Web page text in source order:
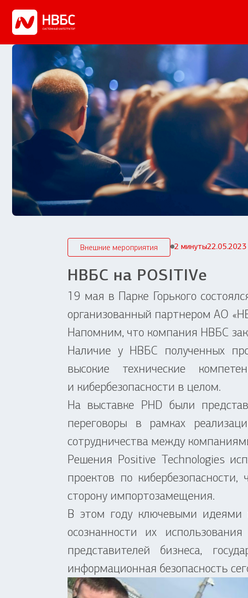
Внешние мероприятия 2 минуты22.05.2023
НВБС на POSITIVе
19 мая в Парке Горького
организованный партнером АО
Напомним, что компания НВБС
Наличие у НВБС полученных
высокие технические
и кибербезопасности в целом.
На выставке PHD были
переговоры в рамках
сотрудничества между
Решения Positive Technologies
проектов по
сторону импортозамещения.
В этом году ключевыми идеями
осознанности их
представителей бизнеса,
информационная безопасность